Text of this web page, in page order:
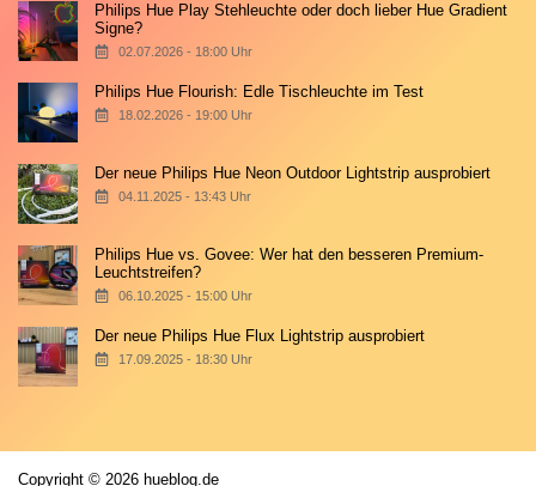
Philips Hue Play Stehleuchte oder doch lieber Hue Gradient
Signe?
02.07.2026 - 18:00 Uhr
Philips Hue Flourish: Edle Tischleuchte im Test
18.02.2026 - 19:00 Uhr
Der neue Philips Hue Neon Outdoor Lightstrip ausprobiert
04.11.2025 - 13:43 Uhr
Philips Hue vs. Govee: Wer hat den besseren Premium-
Leuchtstreifen?
06.10.2025 - 15:00 Uhr
Der neue Philips Hue Flux Lightstrip ausprobiert
17.09.2025 - 18:30 Uhr
Copyright © 2026 hueblog.de